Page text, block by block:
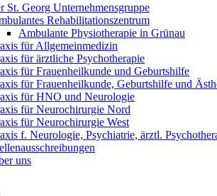
St. Georg Unternehmensgruppe
Rehabilitationszentrum
Ambulante Physiotherapie in Grünau
für Allgemeinmedizin
für ärztliche Psychotherapie
für Frauenheilkunde und Geburtshilfe
für Frauenheilkunde, Geburtshilfe und
für HNO und Neurologie
für Neurochirurgie Nord
für Neurochirurgie West
f. Neurologie, Psychiatrie, ärztl.
uns